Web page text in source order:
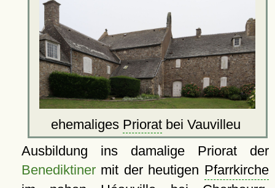
ehemaliges Prioratbei Vauvilleu
Ausbildung ins damalige Priorat der
Benediktinermit der heutigen Pfarrkirche